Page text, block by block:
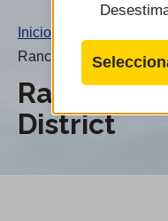
de
Cal
Water
Inicio
Rancho Dominguez
Rancho
District